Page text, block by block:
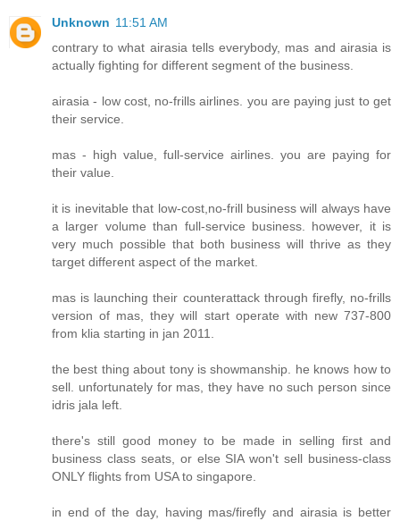
Unknown 11:51 AM
contrary to what airasia tells everybody, mas and airasia is
actually fighting for different segment of the business.
airasia - low cost, no-frills airlines. you are paying just to get
their service.
mas - high value, full-service airlines. you are paying for
their value.
it is inevitable that low-cost,no-frill business will always have
a larger volume than full-service business. however, it is
very much possible that both business will thrive as they
target different aspect of the market.
mas is launching their counterattack through firefly, no-frills
version of mas, they will start operate with new 737-800
from klia starting in jan 2011.
the best thing about tony is showmanship. he knows how to
sell. unfortunately for mas, they have no such person since
idris jala left.
there's still good money to be made in selling first and
business class seats, or else SIA won't sell business-class
ONLY flights from USA to singapore.
in end of the day, having mas/firefly and airasia is better